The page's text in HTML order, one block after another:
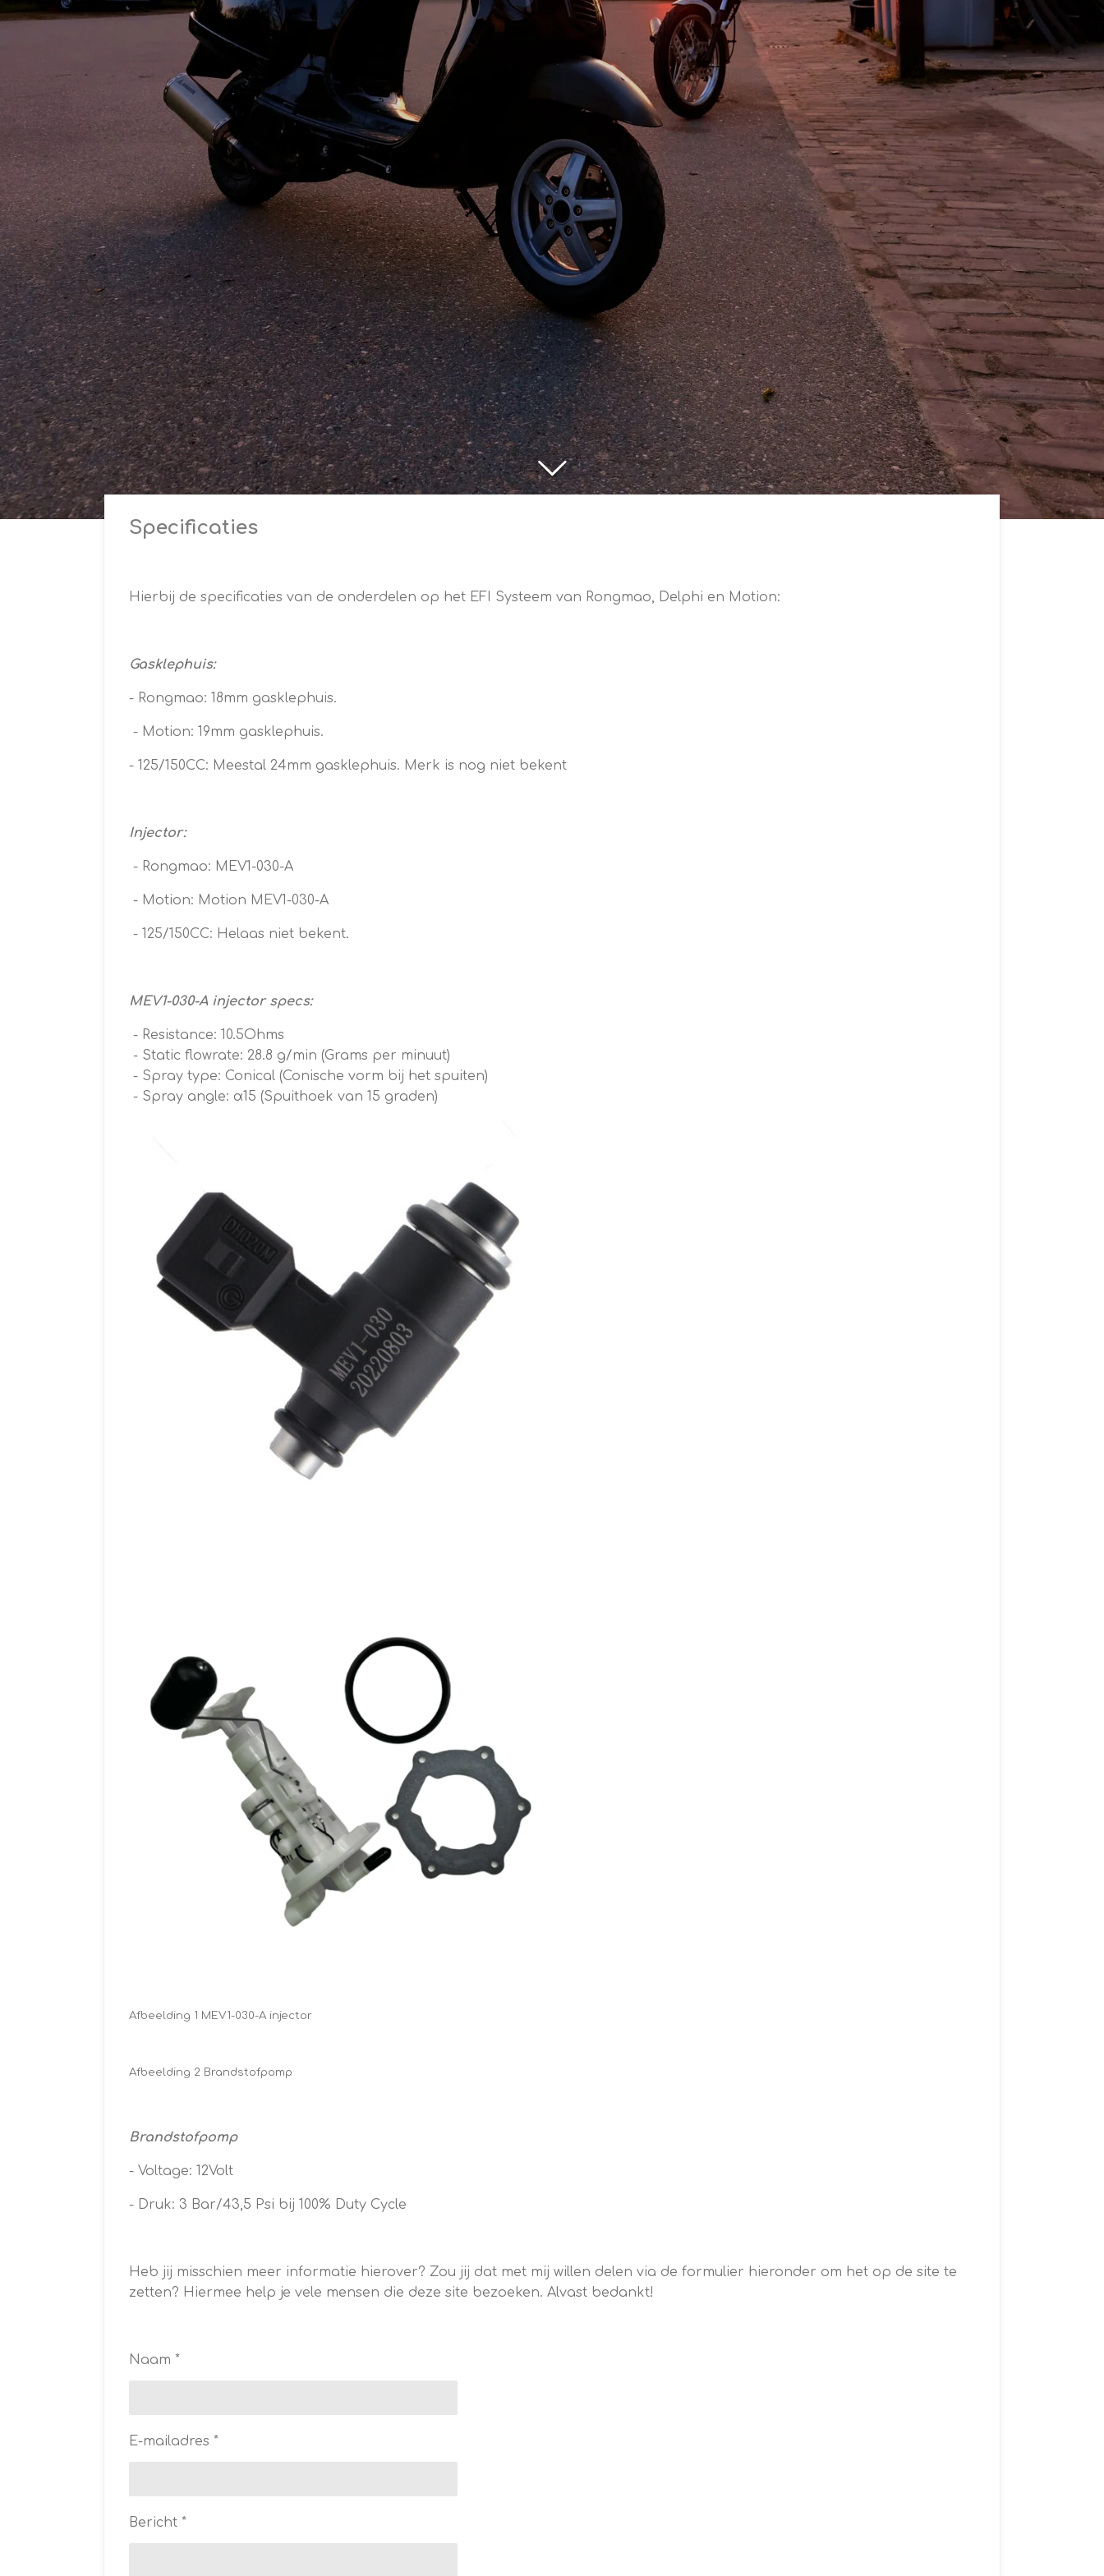
Specificaties
Hierbij de specificaties van de onderdelen op het EFI Systeem van Rongmao, Delphi en Motion:
Gasklephuis:
- Rongmao: 18mm gasklephuis.
- Motion: 19mm gasklephuis.
- 125/150CC: Meestal 24mm gasklephuis. Merk is nog niet bekent
Injector:
- Rongmao: MEV1-030-A
- Motion: Motion MEV1-030-A
- 125/150CC: Helaas niet bekent.
MEV1-030-A injector specs:
- Resistance: 10.5Ohms
- Static flowrate: 28.8 g/min (Grams per minuut)
- Spray type: Conical (Conische vorm bij het spuiten)
- Spray angle: α15 (Spuithoek van 15 graden)
Afbeelding 1 MEV1-030-A injector
Afbeelding 2 Brandstofpomp
Brandstofpomp
- Voltage: 12Volt
- Druk: 3 Bar/43,5 Psi bij 100% Duty Cycle
Heb jij misschien meer informatie hierover? Zou jij dat met mij willen delen via de formulier hieronder om het op de site te
zetten? Hiermee help je vele mensen die deze site bezoeken. Alvast bedankt!
Naam *
E-mailadres *
Bericht *